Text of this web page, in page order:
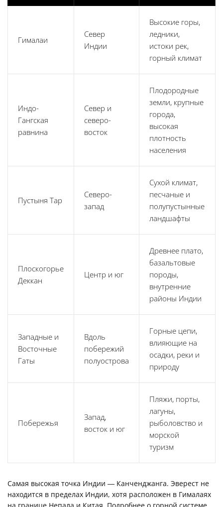
Гималаи
Север
Индии
Высокие горы,
ледники,
истоки рек,
горный климат
Индо-
Гангская
равнина
Север и
северо-
восток
Плодородные
земли, крупные
города,
высокая
плотность
населения
Пустыня Тар
Северо-
запад
Сухой климат,
песчаные и
полупустынные
ландшафты
Плоскогорье
Деккан
Центр и юг
Древнее плато,
базальтовые
породы,
внутренние
районы Индии
Западные и
Восточные
Гаты
Вдоль
побережий
полуострова
Горные цепи,
влияющие на
осадки, реки и
природу
Побережья
Запад,
восток и юг
Пляжи, порты,
лагуны,
рыболовство и
морской
туризм
Самая высокая точка Индии — Канченджанга. Эверест не
находится в пределах Индии, хотя расположен в Гималаях